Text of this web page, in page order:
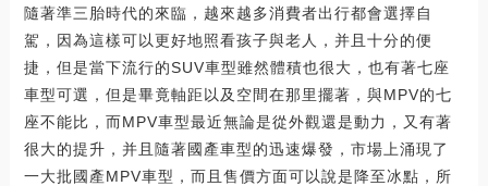
隨著準三胎時代的來臨，越來越多消費者出行都會選擇自
駕，因為這樣可以更好地照看孩子與老人，并且十分的便
捷，但是當下流行的SUV車型雖然體積也很大，也有著七座
車型可選，但是畢竟軸距以及空間在那里擺著，與MPV的七
座不能比，而MPV車型最近無論是從外觀還是動力，又有著
很大的提升，并且隨著國產車型的迅速爆發，市場上涌現了
一大批國產MPV車型，而且售價方面可以說是降至冰點，所